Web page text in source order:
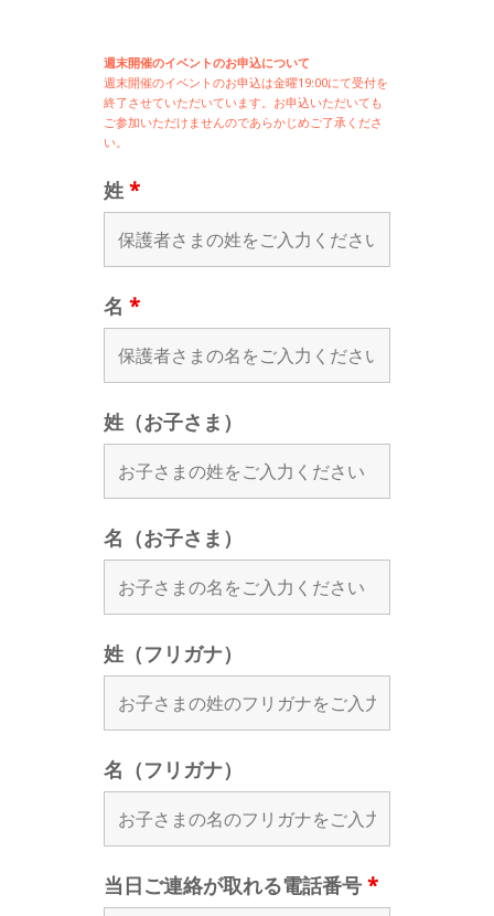
週末開催のイベントのお申込について
週末開催のイベントのお申込は金曜19:00にて受付を
終了させていただいています。お申込いただいても
ご参加いただけませんのであらかじめご了承くださ
い。
姓 *
名 *
姓（お子さま）
名（お子さま）
姓（フリガナ）
名（フリガナ）
当日ご連絡が取れる電話番号 *